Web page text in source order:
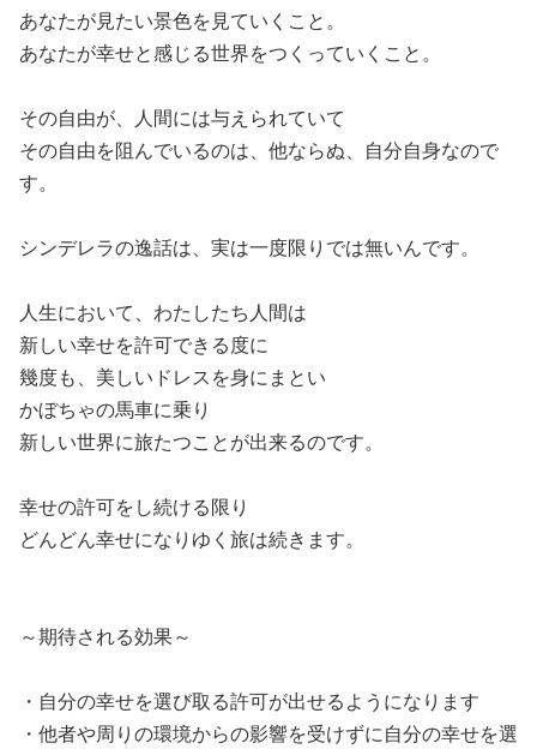
あなたが見たい景色を見ていくこと。
あなたが幸せと感じる世界をつくっていくこと。
その自由が、人間には与えられていて
その自由を阻んでいるのは、他ならぬ、自分自身なので
す。
シンデレラの逸話は、実は一度限りでは無いんです。
人生において、わたしたち人間は
新しい幸せを許可できる度に
幾度も、美しいドレスを身にまとい
かぼちゃの馬車に乗り
新しい世界に旅たつことが出来るのです。
幸せの許可をし続ける限り
どんどん幸せになりゆく旅は続きます。
～期待される効果～
・自分の幸せを選び取る許可が出せるようになります
・他者や周りの環境からの影響を受けずに自分の幸せを選